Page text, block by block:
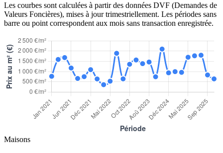
Les courbes sont calculées à partir des données DVF (Demandes de
Valeurs Foncières), mises à jour trimestriellement. Les périodes sans
barre ou point correspondent aux mois sans transaction enregistrée.
Maisons